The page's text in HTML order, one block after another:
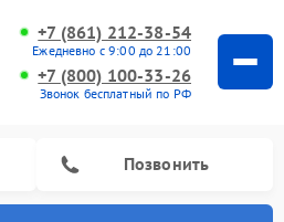
+7 (861) 212-38-54
Ежедневно с 9:00 до 21:00
+7 (800) 100-33-26
Звонок бесплатный по РФ
Позвонить